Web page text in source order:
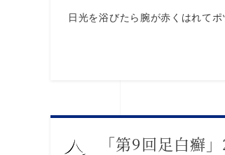
日光を浴びたら腕が赤くはれて
「第9回足白癬